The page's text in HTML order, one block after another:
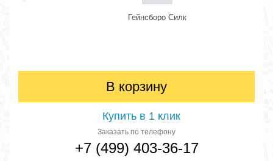
Гейнсборо Силк
В корзину
Купить в 1 клик
Заказать по телефону
+7 (499) 403-36-17